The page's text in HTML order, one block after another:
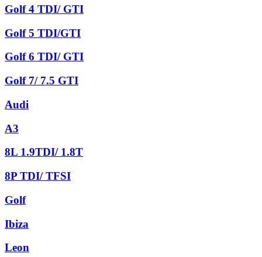
Golf 4 TDI/ GTI
Golf 5 TDI/GTI
Golf 6 TDI/ GTI
Golf 7/ 7.5 GTI
Audi
A3
8L 1.9TDI/ 1.8T
8P TDI/ TFSI
Golf
Ibiza
Leon